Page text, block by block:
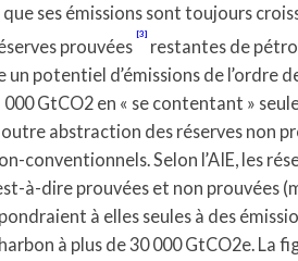
ses émissions sont toujours
prouvées
[3]
restantes de
un potentiel d’émissions de l’ordre
000 GtCO2 en « se contentant »
abstraction des réserves non
conventionnels. Selon l’AIE, les
à-dire prouvées et non prouvées
à elles seules à des
à plus de 30 000 GtCO2e. La